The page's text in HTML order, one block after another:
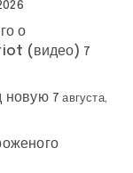
о
(видео) 7
новую 7 августа,